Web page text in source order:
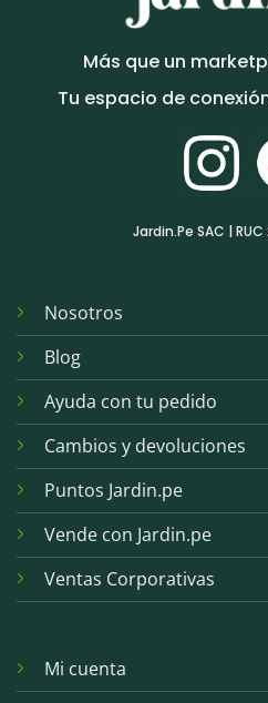
Más que un
Tu espacio de
Jardin.Pe SAC |
Nosotros
Blog
Ayuda con tu pedido
Cambios y devoluciones
Puntos Jardin.pe
Vende con Jardin.pe
Ventas Corporativas
Mi cuenta